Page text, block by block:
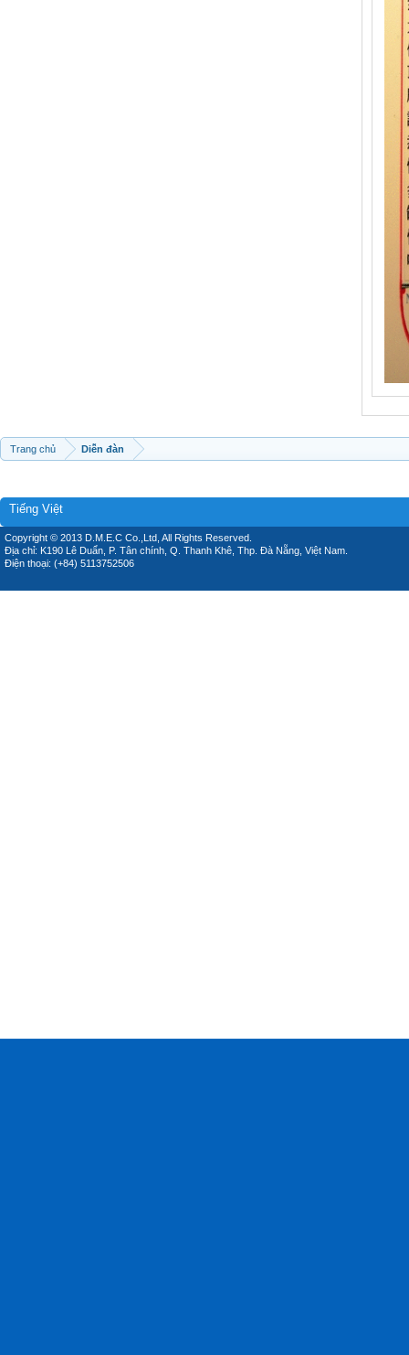
Trang chủ Diễn đàn
Tiếng Việt
Copyright © 2013 D.M.E.C Co.,Ltd, All Rights Reserved.
Địa chỉ: K190 Lê Duẩn, P. Tân chính, Q. Thanh Khê, Thp. Đà Nẵng, Việt Nam.
Điện thoại: (+84) 5113752506